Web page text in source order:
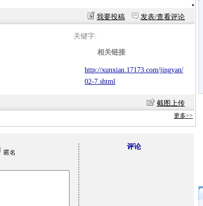
我要投稿 发表/查看评论
关键字:
相关链接
http://xunxian.17173.com/jingyan/
02-7.shtml
截图上传
更多>>
匿名
评论